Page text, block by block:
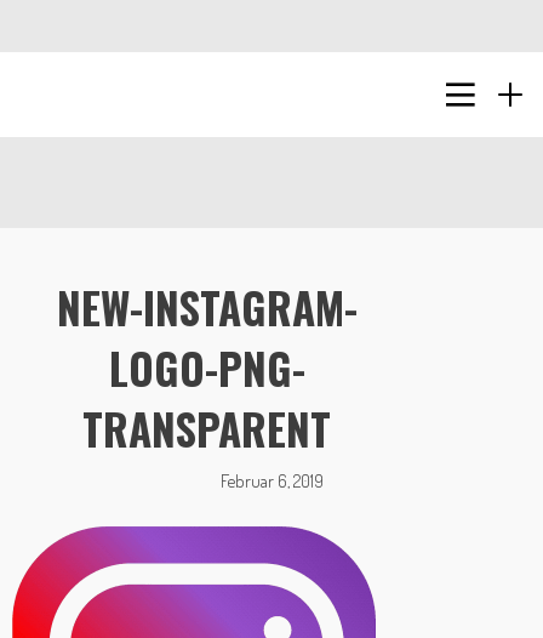
NEW-INSTAGRAM-
LOGO-PNG-
TRANSPARENT
Februar 6, 2019